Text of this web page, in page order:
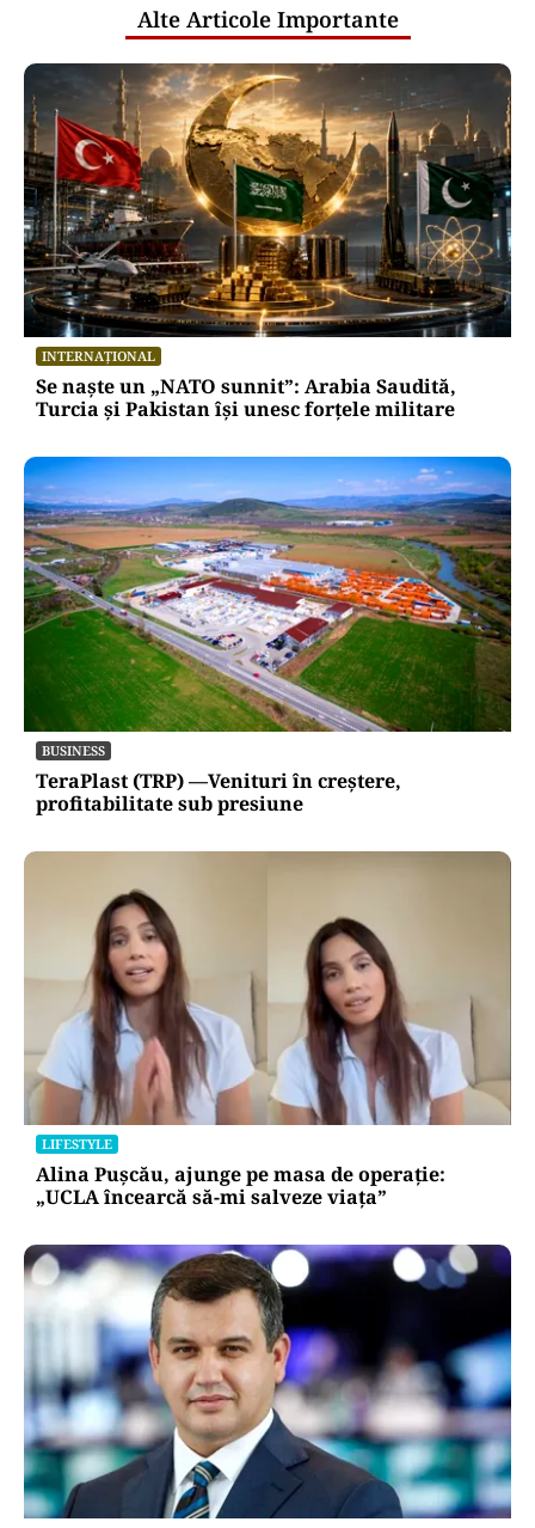
Alte Articole Importante
INTERNAȚIONAL
Se naște un „NATO sunnit”: Arabia Saudită,
Turcia și Pakistan își unesc forțele militare
BUSINESS
TeraPlast (TRP) —Venituri în creștere,
profitabilitate sub presiune
LIFESTYLE
Alina Pușcău, ajunge pe masa de operație:
„UCLA încearcă să-mi salveze viața”